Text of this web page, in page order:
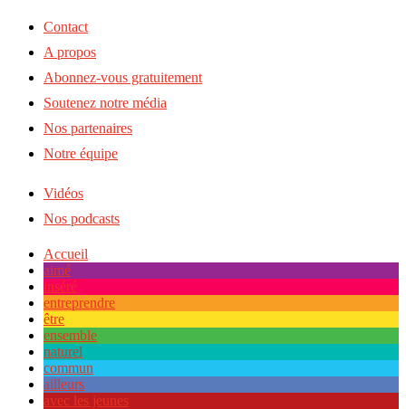
Contact
A propos
Abonnez-vous gratuitement
Soutenez notre média
Nos partenaires
Notre équipe
Vidéos
Nos podcasts
Accueil
aimé
inséré
entreprendre
être
ensemble
naturel
commun
ailleurs
avec les jeunes